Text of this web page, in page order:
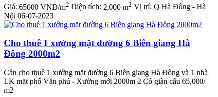
Giá: 65000 VNĐ/m2 Diện tích: 2,000 m2 Vị trí: Q Hà Đông - Hà
Nội 06-07-2023
Cho thuê 1 xưởng mặt đường 6 Biên giang Hà
Đông 2000m2
Cần cho thuê 1 xưởng mặt đường 6 Biên giang Hà Đông và 1 nhà
LK mặt phố Văn phú - Xưởng mới 2000m 2 Có giàn cẩu 65,000/
m2